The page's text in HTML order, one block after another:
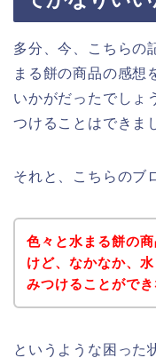
多分、今、こちらの
まる餅の商品の感想
いかがだったでしょ
つけることはできま
それと、こちらのブ
色々と水まる餅の
けど、なかなか、
みつけることができ
というような困った